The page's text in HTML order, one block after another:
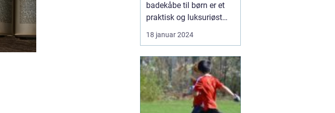
badekåbe til børn er et
praktisk og luksuriøst
tilbehør til både poolen
og badeværelset. Denne
ikke kun behagelig at
have på, den giver også
dit barn ekstra varme og
komfort efter et bad eller
18 januar 2024